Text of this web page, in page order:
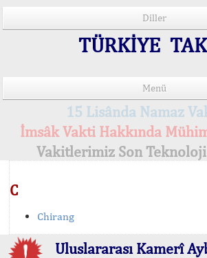
Diller
TÜRKİYE
Menü
15 Lisânda Namaz
İmsâk Vakti Hakkında
Vakitlerimiz Son Teknoloji
C
Chirang
Uluslararası Kamerî